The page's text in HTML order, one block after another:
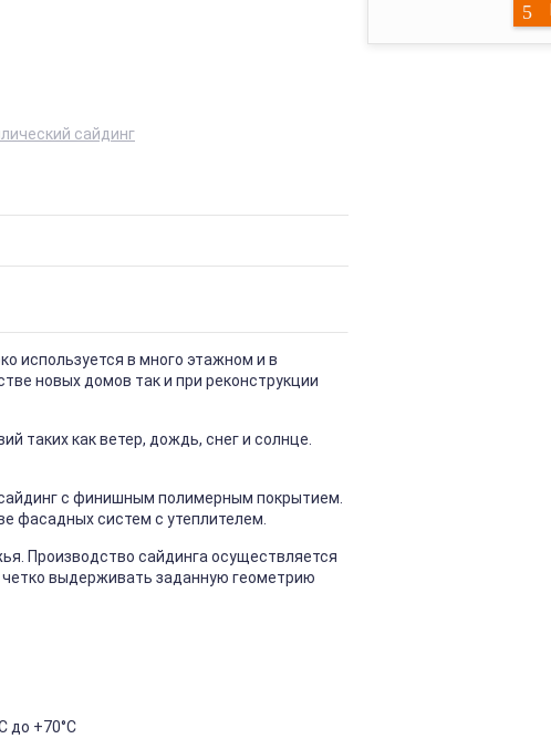
сайдинг
используется в много этажном и в
новых домов так и при реконструкции
таких как ветер, дождь, снег и солнце.
с финишным полимерным покрытием.
фасадных систем с утеплителем.
Производство сайдинга осуществляется
выдерживать заданную геометрию
до +70°C